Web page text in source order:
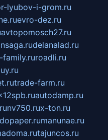
lyubov-i-grom.ru
evro-dez.ru
avtopomosch27.ru
delanalad.ru
family.ruroadli.ru
trade-farm.ru
autodamp.ru
nv750.rux-ton.ru
manunae.ru
tajuncos.ru